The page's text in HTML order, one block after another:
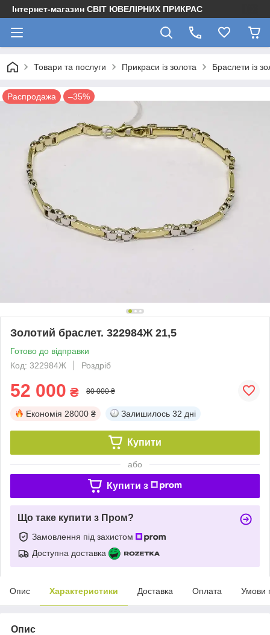
Інтернет-магазин СВІТ ЮВЕЛІРНИХ ПРИКРАС
Товари та послуги Прикраси із золота Браслети із
Распродажа –35%
Золотий браслет. 322984Ж 21,5
Готово до відправки
Код: 322984Ж
Роздріб
52 000 ₴ 80 000 ₴
Економія 28000 ₴ Залишилось 32 дні
Купити
або
Купити з
Що таке купити з Пром?
Замовлення під захистом
Доступна доставка
Опис Характеристики Доставка Оплата Умови
Опис